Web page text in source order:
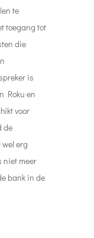
te
toegang tot
die
is
Roku en
voor
de
erg
niet meer
bank in de